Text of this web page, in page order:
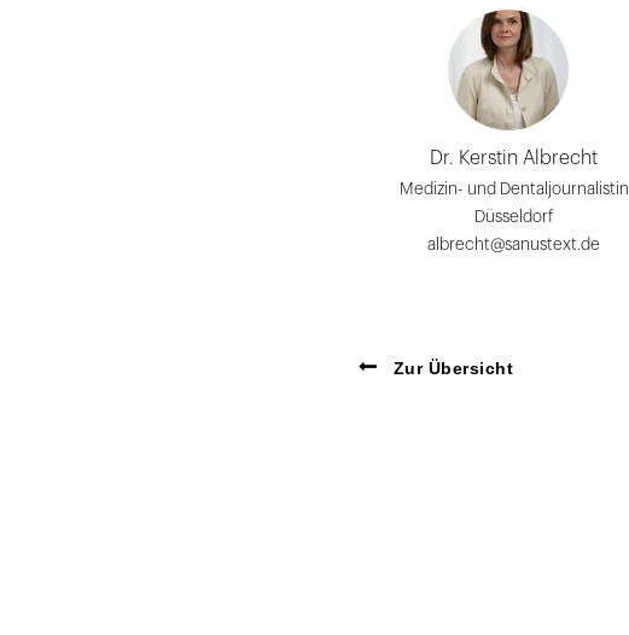
Dr. Kerstin Albrecht
Medizin- und Dentaljournalistin
Düsseldorf
albrecht@sanustext.de
Zur Übersicht